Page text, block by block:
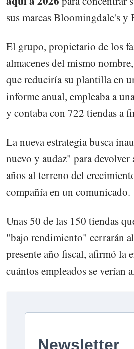
sus marcas Bloomingdale's y
El grupo, propietario de los
almacenes del mismo
que reduciría su plantilla en
informe anual, empleaba a
y contaba con 722 tiendas a
La nueva estrategia busca
nuevo y audaz" para devolver
años al terreno del
compañía en un comunicado.
Unas 50 de las 150 tiendas
"bajo rendimiento" cerrarán
presente año fiscal, afirmó la
cuántos empleados se verían